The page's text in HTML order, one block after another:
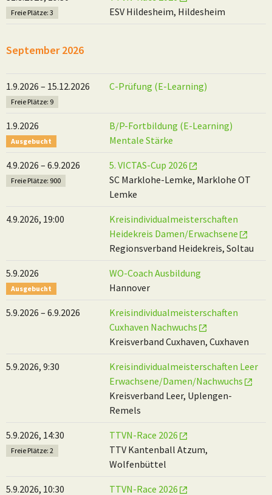
Freie Plätze: 3
ESV Hildesheim, Hildesheim
September 2026
1.9.2026 – 15.12.2026
Freie Plätze: 9
C-Prüfung (E-Learning)
1.9.2026
Ausgebucht
B/P-Fortbildung (E-Learning)
Mentale Stärke
4.9.2026 – 6.9.2026
Freie Plätze: 900
5. VICTAS-Cup 2026
SC Marklohe-Lemke, Marklohe OT
Lemke
4.9.2026, 19:00
Kreisindividualmeisterschaften
Heidekreis Damen/Erwachsene
Regionsverband Heidekreis, Soltau
5.9.2026
Ausgebucht
WO-Coach Ausbildung
Hannover
5.9.2026 – 6.9.2026
Kreisindividualmeisterschaften
Cuxhaven Nachwuchs
Kreisverband Cuxhaven, Cuxhaven
5.9.2026, 9:30
Kreisindividualmeisterschaften Leer
Erwachsene/Damen/Nachwuchs
Kreisverband Leer, Uplengen-
Remels
5.9.2026, 14:30
Freie Plätze: 2
TTVN-Race 2026
TTV Kantenball Atzum,
Wolfenbüttel
5.9.2026, 10:30
TTVN-Race 2026